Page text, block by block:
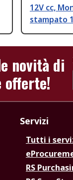
12V cc,
stampato
novità di
offerte!
Servizi
Tutti i
RS